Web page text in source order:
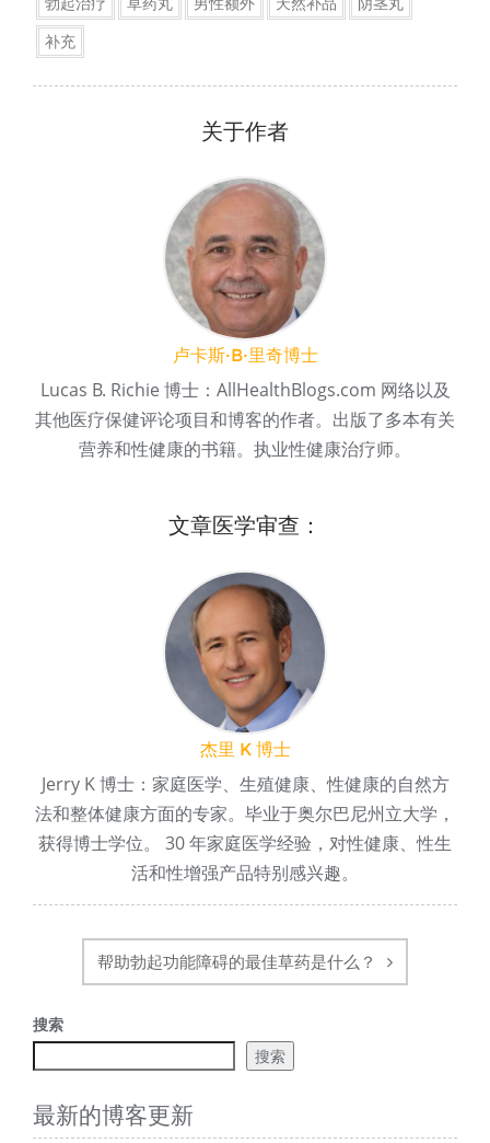
补充
关于作者
卢卡斯·B·里奇博士
Lucas B. Richie 博士：AllHealthBlogs.com 网络以及
其他医疗保健评论项目和博客的作者。出版了多本有关
营养和性健康的书籍。执业性健康治疗师。
文章医学审查：
杰里 K 博士
Jerry K 博士：家庭医学、生殖健康、性健康的自然方
法和整体健康方面的专家。毕业于奥尔巴尼州立大学，
获得博士学位。 30 年家庭医学经验，对性健康、性生
活和性增强产品特别感兴趣。
帮助勃起功能障碍的最佳草药是什么？
搜索
搜索
最新的博客更新